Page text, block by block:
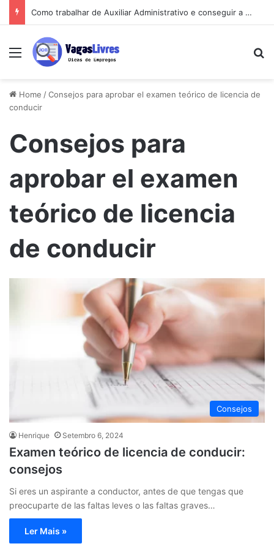
Como trabalhar de Auxiliar Administrativo e conseguir a primeira vaga rápido
Menu
Home /Consejos para aprobar el examen teórico de licencia de
conducir
Consejos para
aprobar el examen
teórico de licencia
de conducir
Consejos
Henrique Setembro 6, 2024
Examen teórico de licencia de conducir:
consejos
Si eres un aspirante a conductor, antes de que tengas que
preocuparte de las faltas leves o las faltas graves…
Ler Mais »